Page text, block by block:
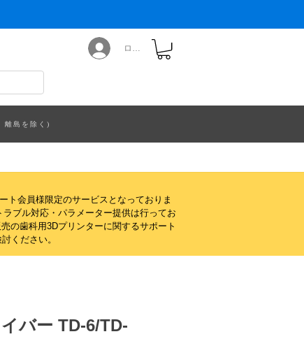
ログイン
離島を除く)
ト会員様限定のサービスとなっておりま
ブル対応・パラメーター提供は行ってお
の歯科用3Dプリンターに関するサポート
ください。
バー TD-6/TD-